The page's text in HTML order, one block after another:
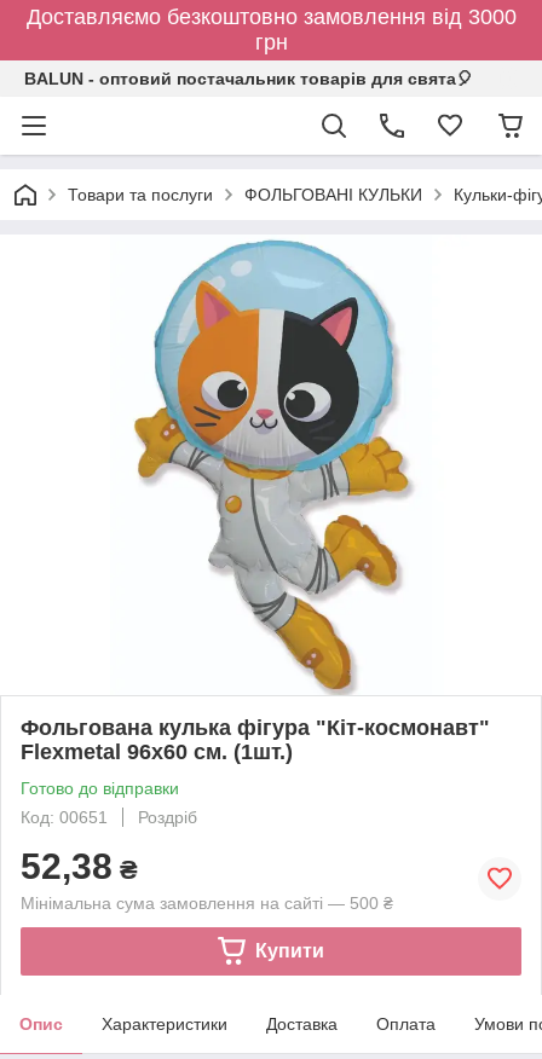
Доставляємо безкоштовно замовлення від 3000
грн
BALUN - оптовий постачальник товарів для свята🎈
Товари та послуги ФОЛЬГОВАНІ КУЛЬКИ Кульки-
Фольгована кулька фігура "Кіт-космонавт"
Flexmetal 96х60 см. (1шт.)
Готово до відправки
Код: 00651
Роздріб
52,38 ₴
Мінімальна сума замовлення на сайті — 500 ₴
Купити
Опис Характеристики Доставка Оплата Умови